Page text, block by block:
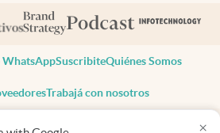
×
WhatsAppSuscribiteQuiénes Somos
Trabajá con nosotros